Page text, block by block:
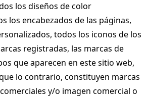
los diseños de color
los encabezados de las páginas,
todos los iconos de los
registradas, las marcas de
que aparecen en este sitio web,
lo contrario, constituyen marcas
y/o imagen comercial o